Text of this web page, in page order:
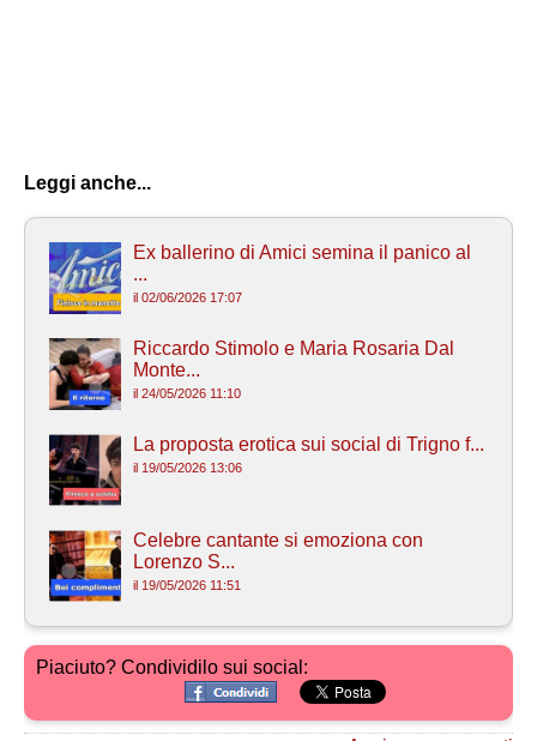
Leggi anche...
Ex ballerino di Amici semina il panico al
...
il 02/06/2026 17:07
Riccardo Stimolo e Maria Rosaria Dal
Monte...
il 24/05/2026 11:10
La proposta erotica sui social di Trigno f...
il 19/05/2026 13:06
Celebre cantante si emoziona con
Lorenzo S...
il 19/05/2026 11:51
Piaciuto? Condividilo sui social: